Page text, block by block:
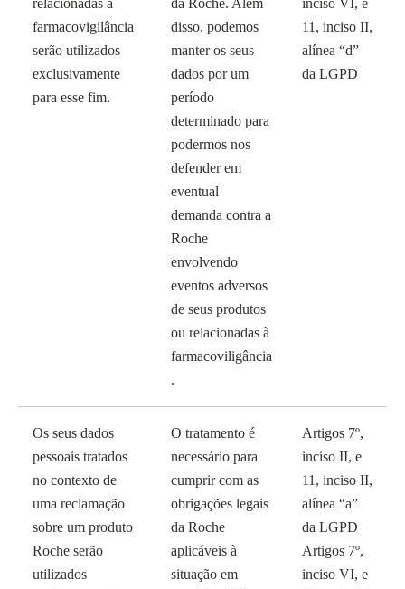
relacionadas à
farmacovigilância
serão utilizados
exclusivamente
para esse fim.
da Roche. Além
disso, podemos
manter os seus
dados por um
período
determinado para
podermos nos
defender em
eventual
demanda contra a
Roche
envolvendo
eventos adversos
de seus produtos
ou relacionadas à
farmacoviligância
.
inciso VI, e
11, inciso II,
alínea “d”
da LGPD
Os seus dados
pessoais tratados
no contexto de
uma reclamação
sobre um produto
Roche serão
utilizados
O tratamento é
necessário para
cumprir com as
obrigações legais
da Roche
aplicáveis à
situação em
Artigos 7º,
inciso II, e
11, inciso II,
alínea “a”
da LGPD
Artigos 7º,
inciso VI, e